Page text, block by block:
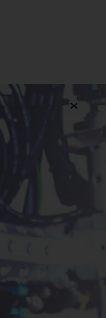
×
ist